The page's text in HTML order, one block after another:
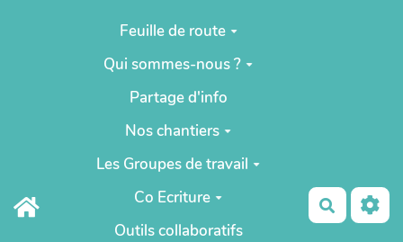
Aller au contenu principal
Feuille de route
Qui sommes-nous ?
Partage d'info
Nos chantiers
Les Groupes de travail
Co Ecriture
Outils collaboratifs